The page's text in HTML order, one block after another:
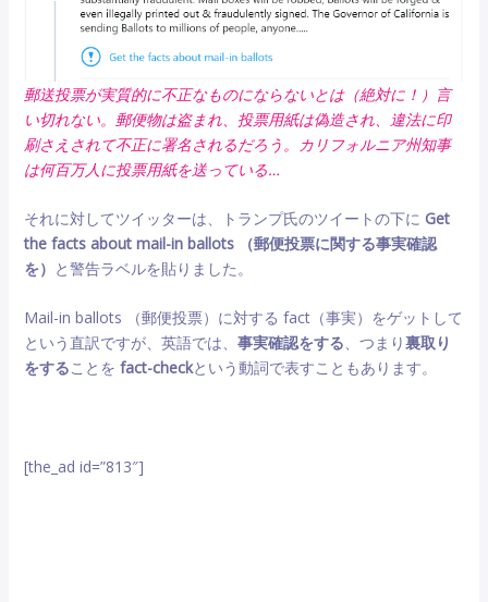
郵送投票が実質的に不正なものにならないとは（絶対に！）言
い切れない。郵便物は盗まれ、投票用紙は偽造され、違法に印
刷さえされて不正に署名されるだろう。カリフォルニア州知事
は何百万人に投票用紙を送っている…
それに対してツイッターは、トランプ氏のツイートの下に Get
the facts about mail-in ballots （郵便投票に関する事実確認
を） と警告ラベルを貼りました。
Mail-in ballots （郵便投票）に対する fact（事実）をゲットして
という直訳ですが、英語では、 事実確認をする、つまり裏取り
をすることを fact-checkという動詞で表すこともあります。
[the_ad id=”813″]